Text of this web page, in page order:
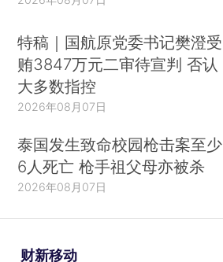
特稿｜国航原党委书记樊澄受
贿3847万元二审待宣判 否认
大多数指控
2026年08月07日
泰国发生致命校园枪击案至少
6人死亡 枪手祖父母亦被杀
2026年08月07日
财新移动